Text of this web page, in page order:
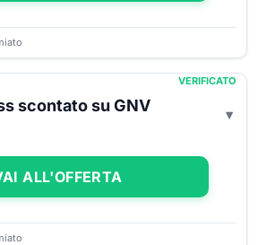
VERIFICATO
scontato su GNV
ALL'OFFERTA